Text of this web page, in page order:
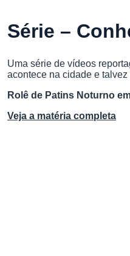
Série –
Uma série de vídeos
acontece na cidade e
Rolê de Patins Noturno
Veja a matéria completa